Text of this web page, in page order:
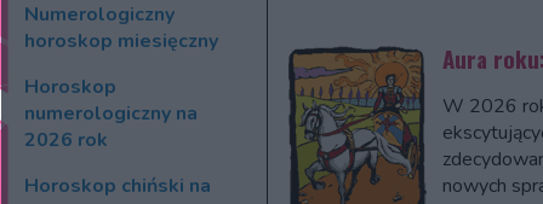
Numerologiczny
horoskop miesięczny
Horoskop
numerologiczny na
2026 rok
Horoskop chiński na
Aura
W 2026
nowych